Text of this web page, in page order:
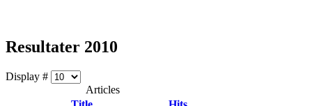
Resultater 2010
Display #
Articles